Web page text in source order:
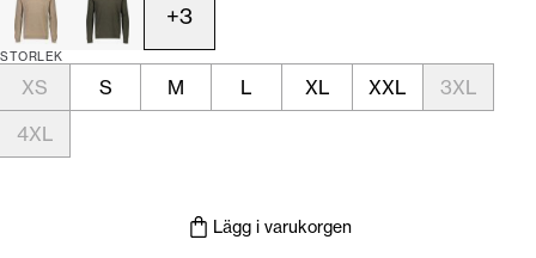
+3
STORLEK
XS S M L XL XXL
3XL
4XL
Lägg i varukorgen